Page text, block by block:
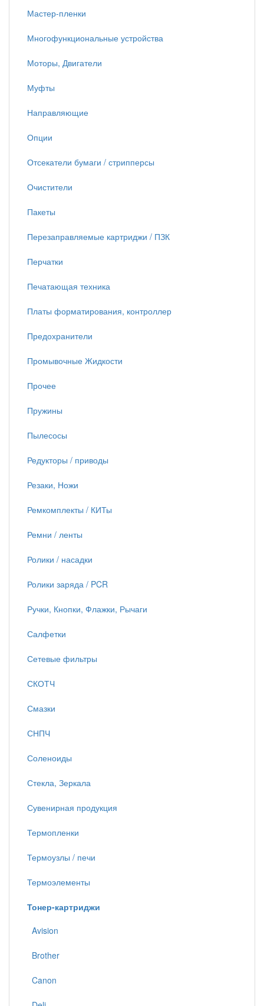
Мастер-пленки
Многофункциональные устройства
Моторы, Двигатели
Муфты
Направляющие
Опции
Отсекатели бумаги / стрипперсы
Очистители
Пакеты
Перезаправляемые картриджи / ПЗК
Перчатки
Печатающая техника
Платы форматирования, контроллер
Предохранители
Промывочные Жидкости
Прочее
Пружины
Пылесосы
Редукторы / приводы
Резаки, Ножи
Ремкомплекты / КИТы
Ремни / ленты
Ролики / насадки
Ролики заряда / PCR
Ручки, Кнопки, Флажки, Рычаги
Салфетки
Сетевые фильтры
СКОТЧ
Смазки
СНПЧ
Соленоиды
Стекла, Зеркала
Сувенирная продукция
Термопленки
Термоузлы / печи
Термоэлементы
Тонер-картриджи
Avision
Brother
Canon